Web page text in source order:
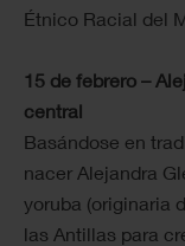
Étnico Racial del
15 de febrero –
central
Basándose en
nacer Alejandra
yoruba (originaria
las Antillas para